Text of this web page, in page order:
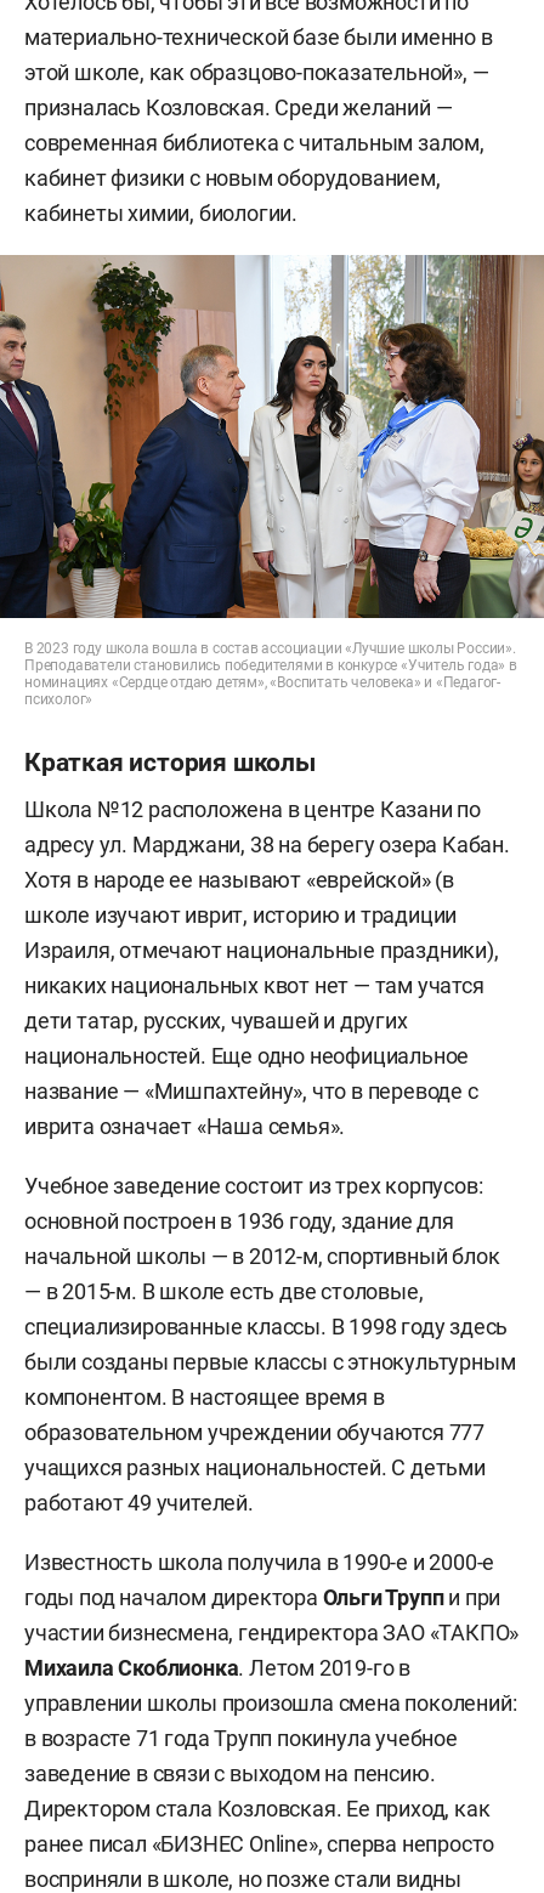
материально-технической базе были именно в
этой школе, как образцово-показательной», —
призналась Козловская. Среди желаний —
современная библиотека с читальным залом,
кабинет физики с новым оборудованием,
кабинеты химии, биологии.
В 2023 году школа вошла в состав ассоциации «Лучшие школы России».
Преподаватели становились победителями в конкурсе «Учитель года» в
номинациях «Сердце отдаю детям», «Воспитать человека» и «Педагог-
психолог»
Краткая история школы
Школа №12 расположена в центре Казани по
адресу ул. Марджани, 38 на берегу озера Кабан.
Хотя в народе ее называют «еврейской» (в
школе изучают иврит, историю и традиции
Израиля, отмечают национальные праздники),
никаких национальных квот нет — там учатся
дети татар, русских, чувашей и других
национальностей. Еще одно неофициальное
название — «Мишпахтейну», что в переводе с
иврита означает «Наша семья».
Учебное заведение состоит из трех корпусов:
основной построен в 1936 году, здание для
начальной школы — в 2012-м, спортивный блок
— в 2015-м. В школе есть две столовые,
специализированные классы. В 1998 году здесь
были созданы первые классы с этнокультурным
компонентом. В настоящее время в
образовательном учреждении обучаются 777
учащихся разных национальностей. С детьми
работают 49 учителей.
Известность школа получила в 1990-е и 2000-е
годы под началом директора Ольги Труппи при
участии бизнесмена, гендиректора ЗАО «ТАКПО»
Михаила Скоблионка. Летом 2019-го в
управлении школы произошла смена поколений:
в возрасте 71 года Трупп покинула учебное
заведение в связи с выходом на пенсию.
Директором стала Козловская. Ее приход, как
ранее писал «БИЗНЕС Online», сперва непросто
восприняли в школе, но позже стали видны